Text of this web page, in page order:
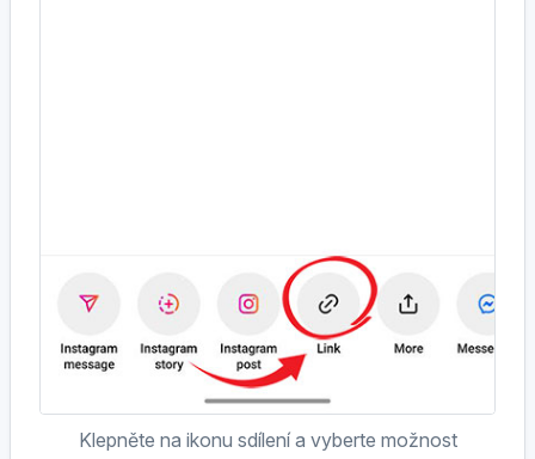
Klepněte na ikonu sdílení a vyberte možnost